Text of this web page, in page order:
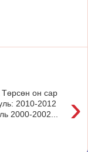
›
он сар
2010-2012
2000-2002...